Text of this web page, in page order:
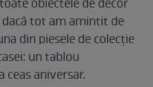
obiectele de decor
dacă tot am amintit de
din piesele de colecţie
un tablou
aniversar.